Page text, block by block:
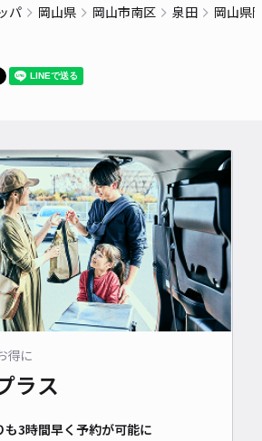
パ 岡山県 岡山市南区 泉田 岡山県
得に
ラス
も3時間早く予約が可能に